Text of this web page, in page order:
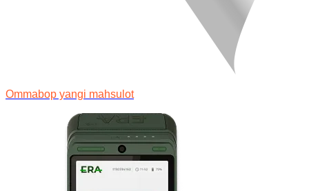
Ommabop yangi mahsulot